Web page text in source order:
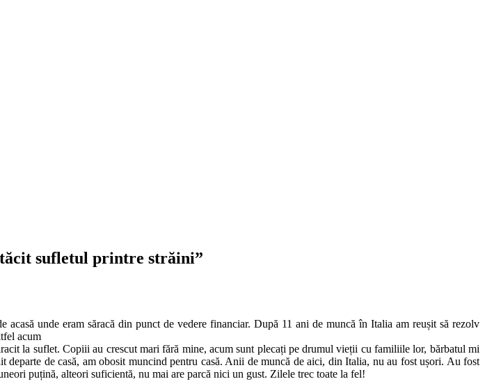
sufletul printre străini”
unde eram săracă din punct de vedere financiar. După 11 ani de muncă în Italia am reușit să rezolv
acum
la suflet. Copiii au crescut mari fără mine, acum sunt plecați pe drumul vieții cu familiile lor, bărbatul mi
de casă, am obosit muncind pentru casă. Anii de muncă de aici, din Italia, nu au fost ușori. Au fost
puțină, alteori suficientă, nu mai are parcă nici un gust. Zilele trec toate la fel!